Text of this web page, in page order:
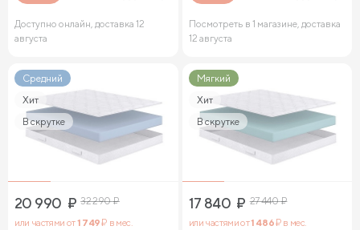
Доступно онлайн, доставка 12
августа
Посмотреть в 1 магазине, доставка
12 августа
Средний
Хит
В скрутке
20 990 ₽ 32 290₽
или частями от1 749₽ в мес.
Мягкий
Хит
В скрутке
17 840 ₽ 27 440₽
или частями от1 486₽ в мес.